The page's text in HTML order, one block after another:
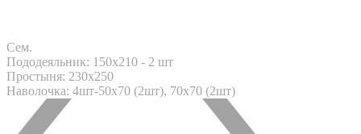
Сем.
Пододеяльник: 150x210 - 2 шт
Простыня: 230x250
Наволочка: 4шт-50х70 (2шт), 70х70 (2шт)